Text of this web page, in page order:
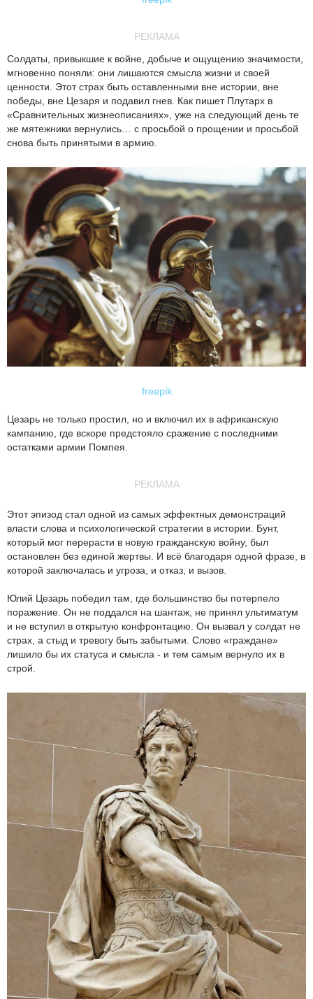
РЕКЛАМА
Солдаты, привыкшие к войне, добыче и ощущению значимости,
мгновенно поняли: они лишаются смысла жизни и своей
ценности. Этот страх быть оставленными вне истории, вне
победы, вне Цезаря и подавил гнев. Как пишет Плутарх в
«Сравнительных жизнеописаниях», уже на следующий день те
же мятежники вернулись… с просьбой о прощении и просьбой
снова быть принятыми в армию.
freepik
Цезарь не только простил, но и включил их в африканскую
кампанию, где вскоре предстояло сражение с последними
остатками армии Помпея.
РЕКЛАМА
Этот эпизод стал одной из самых эффектных демонстраций
власти слова и психологической стратегии в истории. Бунт,
который мог перерасти в новую гражданскую войну, был
остановлен без единой жертвы. И всё благодаря одной фразе, в
которой заключалась и угроза, и отказ, и вызов.
Юлий Цезарь победил там, где большинство бы потерпело
поражение. Он не поддался на шантаж, не принял ультиматум
и не вступил в открытую конфронтацию. Он вызвал у солдат не
страх, а стыд и тревогу быть забытыми. Слово «граждане»
лишило бы их статуса и смысла - и тем самым вернуло их в
строй.